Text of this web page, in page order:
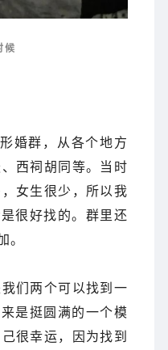
候
婚群，从各个地方
西祠胡同等。当时
女生很少，所以我
很好找的。群里还
们两个可以找到一
是挺圆满的一个模
很幸运，因为找到